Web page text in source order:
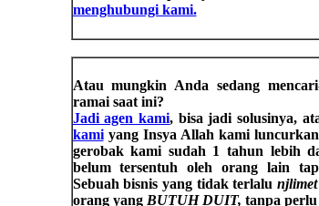
menghubungi kami.
Atau mungkin Anda sedang
ramai saat ini?
Jadi agen kami, bisa jadi solusinya,
kamiyang Insya Allah kami
gerobak kami sudah 1 tahun lebih
belum tersentuh oleh orang lain
Sebuah bisnis yang tidak terlalu njlimet
orang yang BUTUH DUIT, tanpa